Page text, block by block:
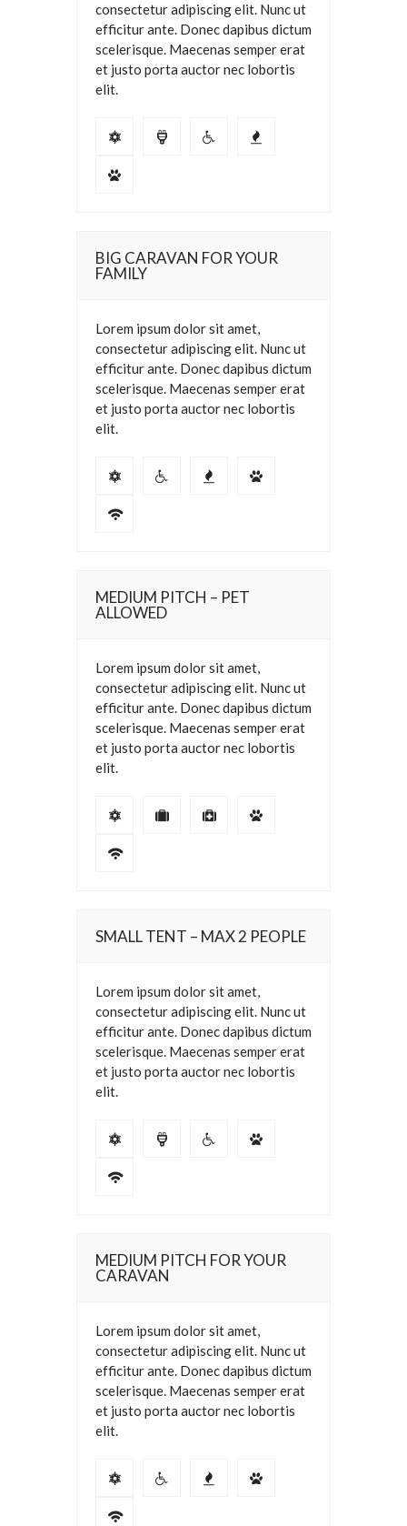
consectetur adipiscing elit. Nunc ut
efficitur ante. Donec dapibus dictum
scelerisque. Maecenas semper erat
et justo porta auctor nec lobortis
elit.
BIG CARAVAN FOR YOUR
FAMILY
Lorem ipsum dolor sit amet,
consectetur adipiscing elit. Nunc ut
efficitur ante. Donec dapibus dictum
scelerisque. Maecenas semper erat
et justo porta auctor nec lobortis
elit.
MEDIUM PITCH – PET
ALLOWED
Lorem ipsum dolor sit amet,
consectetur adipiscing elit. Nunc ut
efficitur ante. Donec dapibus dictum
scelerisque. Maecenas semper erat
et justo porta auctor nec lobortis
elit.
SMALL TENT – MAX 2 PEOPLE
Lorem ipsum dolor sit amet,
consectetur adipiscing elit. Nunc ut
efficitur ante. Donec dapibus dictum
scelerisque. Maecenas semper erat
et justo porta auctor nec lobortis
elit.
MEDIUM PITCH FOR YOUR
CARAVAN
Lorem ipsum dolor sit amet,
consectetur adipiscing elit. Nunc ut
efficitur ante. Donec dapibus dictum
scelerisque. Maecenas semper erat
et justo porta auctor nec lobortis
elit.